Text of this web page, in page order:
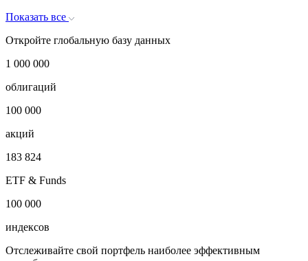
Показать все
Откройте глобальную базу данных
1 000 000
облигаций
100 000
акций
183 824
ETF & Funds
100 000
индексов
Отслеживайте свой портфель наиболее эффективным